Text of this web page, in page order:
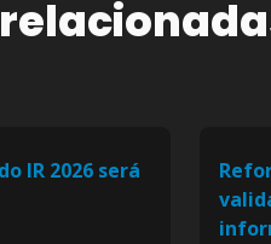
IR 2026 será